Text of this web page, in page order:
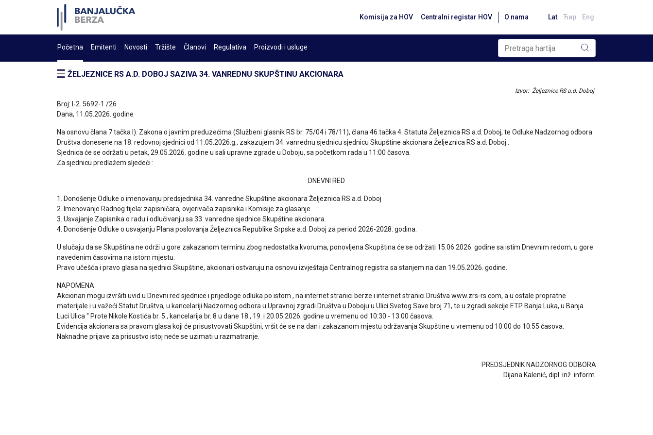
Komisija za HOV Centralni registar HOV O nama Lat Ћир Eng
Početna Emitenti Novosti Tržište Članovi Regulativa Proizvodi i usluge
ŽELJEZNICE RS A.D. DOBOJ SAZIVA 34. VANREDNU SKUPŠTINU AKCIONARA
Izvor: Željeznice RS a.d. Doboj
Broj: I-2. 5692-1 /26
Dana, 11.05.2026. godine
Na osnovu člana 7 tačka l). Zakona o javnim preduzećima (Službeni glasnik RS br. 75/04 i 78/11), člana 46.tačka 4. Statuta Željeznica RS a.d. Doboj, te Odluke Nadzornog odbora
Društva donesene na 18. redovnoj sjednici od 11.05.2026.g., zakazujem 34. vanrednu sjednicu sjednicu Skupštine akcionara Željeznica RS a.d. Doboj .
Sjednica će se održati u petak, 29.05.2026. godine u sali upravne zgrade u Doboju, sa početkom rada u 11:00 časova.
Za sjednicu predlažem sljedeći :
DNEVNI RED
1. Donošenje Odluke o imenovanju predsjednika 34. vanredne Skupštine akcionara Željeznica RS a.d. Doboj
2. Imenovanje Radnog tijela: zapisničara, ovjerivača zapisnika i Komisije za glasanje.
3. Usvajanje Zapisnika o radu i odlučivanju sa 33. vanredne sjednice Skupštine akcionara.
4. Donošenje Odluke o usvajanju Plana poslovanja Željeznica Republike Srpske a.d. Doboj za period 2026-2028. godina.
U slučaju da se Skupština ne održi u gore zakazanom terminu zbog nedostatka kvoruma, ponovljena Skupština će se održati 15.06.2026. godine sa istim Dnevnim redom, u gore
navedenim časovima na istom mjestu.
Pravo učešća i pravo glasa na sjednici Skupštine, akcionari ostvaruju na osnovu izvještaja Centralnog registra sa stanjem na dan 19.05.2026. godine.
NAPOMENA:
Akcionari mogu izvršiti uvid u Dnevni red sjednice i prijedloge odluka po istom , na internet stranici berze i internet stranici Društva www.zrs-rs.com, a u ostale propratne
materijale i u važeći Statut Društva, u kancelariji Nadzornog odbora u Upravnoj zgradi Društva u Doboju u Ulici Svetog Save broj 71, te u zgradi sekcije ETP Banja Luka, u Banja
Luci Ulica '' Prote Nikole Kostića br. 5 , kancelarija br. 8 u dane 18., 19. i 20.05.2026. godine u vremenu od 10:30 - 13:00 časova.
Evidencija akcionara sa pravom glasa koji će prisustvovati Skupštini, vršit će se na dan i zakazanom mjestu održavanja Skupštine u vremenu od 10:00 do 10:55 časova.
Naknadne prijave za prisustvo istoj neće se uzimati u razmatranje.
PREDSJEDNIK NADZORNOG ODBORA
Dijana Kalenić, dipl. inž. inform.